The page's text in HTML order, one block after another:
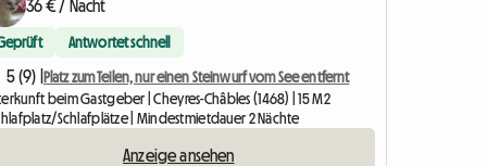
36 € / Nacht
Antwortet schnell
5 (9) |
Platz zum Teilen, nur einen Steinwurf vom See entfernt
beim Gastgeber | Cheyres-Châbles (1468) | 15 M2
Schlafplätze | Mindestmietdauer 2 Nächte
Anzeige ansehen